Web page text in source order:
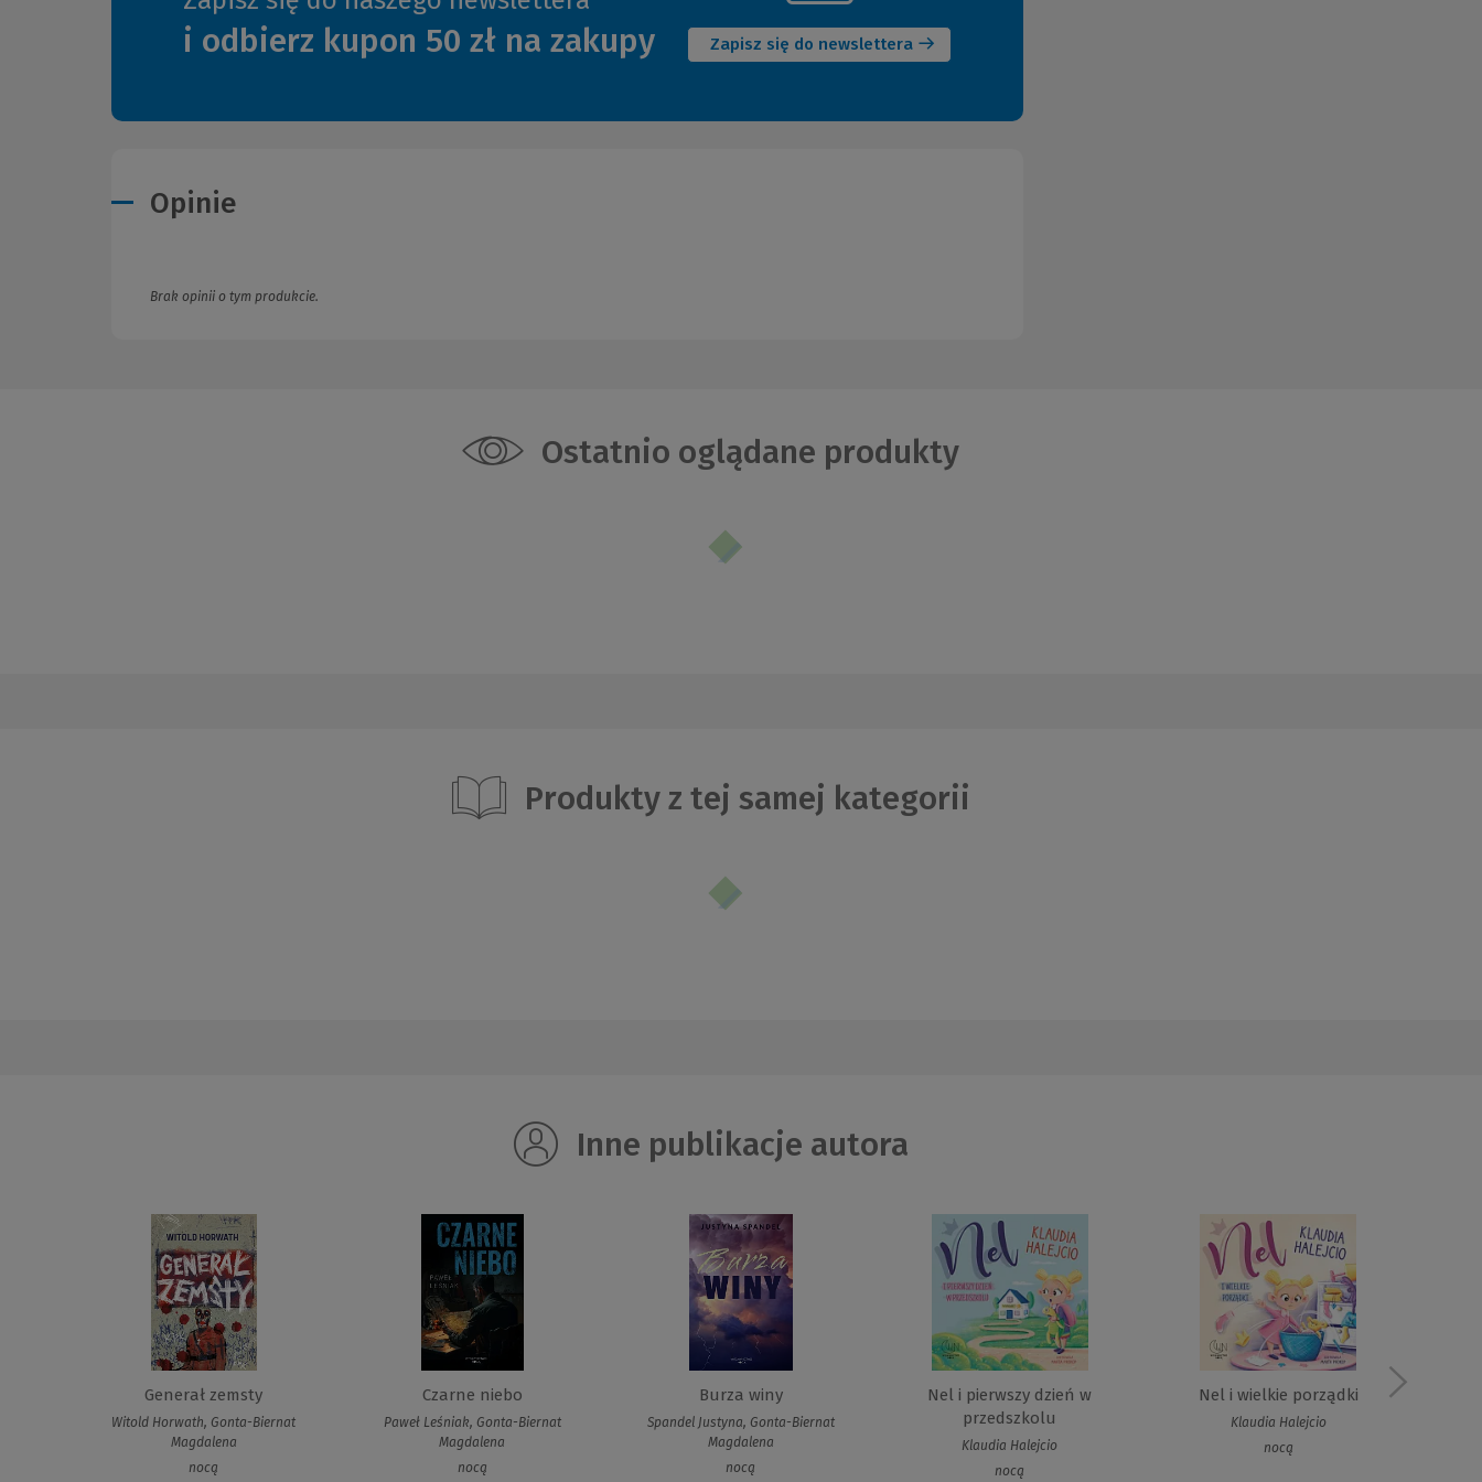
i odbierz kupon 50 zł na zakupy Zapisz się do newslettera
okno)
Opinie
Brak opinii o tym produkcie.
Ostatnio oglądane produkty
Produkty z tej samej kategorii
Inne publikacje autora
Generał zemsty
Witold Horwath, Gonta-Biernat
Magdalena
nocą
Czarne niebo
Paweł Leśniak, Gonta-Biernat
Magdalena
nocą
Burza winy
Spandel Justyna, Gonta-Biernat
Magdalena
nocą
Nel i pierwszy dzień w
przedszkolu
Klaudia Halejcio
nocą
Nel i wielkie porządki
Klaudia Halejcio
nocą